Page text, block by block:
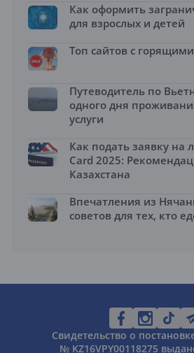
Как оформить
для взрослых и детей
Топ сайтов с
Путеводитель по
одного дня
услуги
Как подать заявку на
Card 2025:
Казахстана
Впечатления из
советов для тех, кто
Свидетельство о
№ KZ16VPY00118275